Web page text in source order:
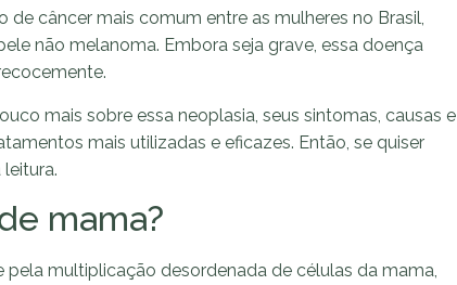
câncer mais comum entre as mulheres no Brasil,
não melanoma. Embora seja grave, essa doença
mais sobre essa neoplasia, seus sintomas, causas e
mais utilizadas e eficazes. Então, se quiser
mama?
multiplicação desordenada de células da mama,